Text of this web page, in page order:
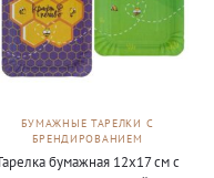
БУМАЖНЫЕ ТАРЕЛКИ С
БРЕНДИРОВАНИЕМ
бумажная 12х17 см с